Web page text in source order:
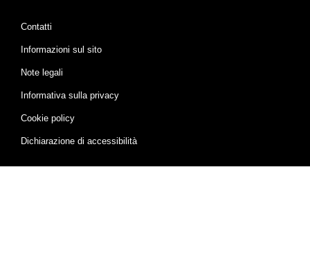
Contatti
Informazioni sul sito
Note legali
Informativa sulla privacy
Cookie policy
Dichiarazione di accessibilità